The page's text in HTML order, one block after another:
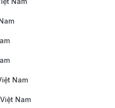
du khách dễ dàng bắt
đẹp của Nha Trang và
khu vực.
Nam
Nam